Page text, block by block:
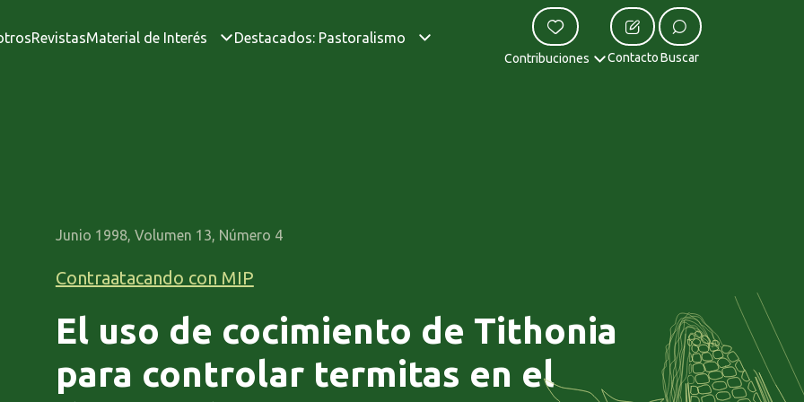
RevistasMaterial de Interés Destacados: Pastoralismo
Contribuciones Contacto Buscar
Junio 1998, Volumen 13, Número 4
Contraatacando con MIP
El uso de cocimiento de Tithonia
para controlar termitas en el